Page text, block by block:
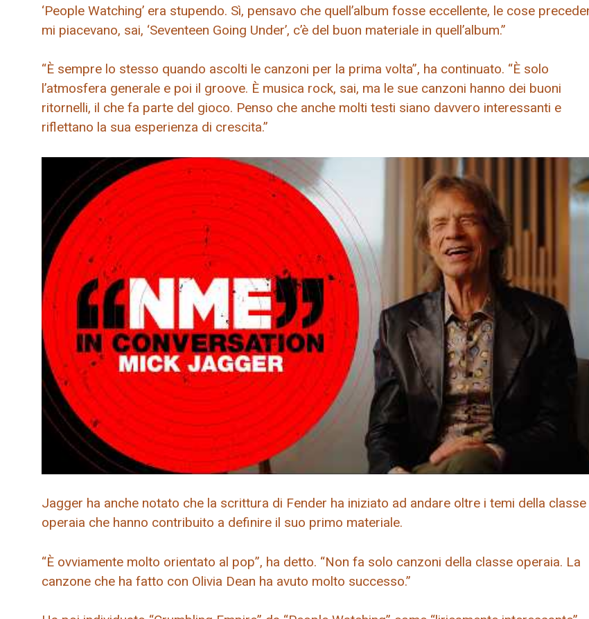
‘People Watching’ era stupendo. Sì, pensavo che quell’album fosse eccellente, le cose
mi piacevano, sai, ‘Seventeen Going Under’, c’è del buon materiale in quell’album.”
“È sempre lo stesso quando ascolti le canzoni per la prima volta”, ha continuato. “È solo
l’atmosfera generale e poi il groove. È musica rock, sai, ma le sue canzoni hanno dei buoni
ritornelli, il che fa parte del gioco. Penso che anche molti testi siano davvero interessanti e
riflettano la sua esperienza di crescita.”
Jagger ha anche notato che la scrittura di Fender ha iniziato ad andare oltre i temi della classe
operaia che hanno contribuito a definire il suo primo materiale.
“È ovviamente molto orientato al pop”, ha detto. “Non fa solo canzoni della classe operaia. La
canzone che ha fatto con Olivia Dean ha avuto molto successo.”